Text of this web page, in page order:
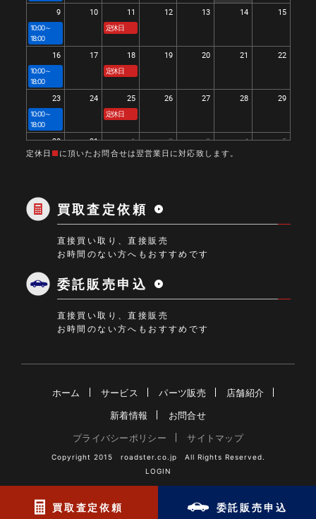
買取査定依頼 委託販売申込
9
10:00～
18:00
10 11
定休日
12 13 14 15
16
10:00～
18:00
17 18
定休日
19 20 21 22
23
10:00～
18:00
24 25
定休日
26 27 28 29
30
10:00～
31 1
定休日
2 3 4 5
定休日 ■ に頂いたお問合せは翌営業日に対応致します。
買取査定依頼
直接買い取り、直接販売
お時間のない方へもおすすめです
委託販売申込
直接買い取り、直接販売
お時間のない方へもおすすめです
ホーム サービス パーツ販売
店舗紹介
新着情報
お問合せ
プライバシーポリシー
サイトマップ
Copyright 2015 roadster.co.jp All Rights Reserved.
LOGIN